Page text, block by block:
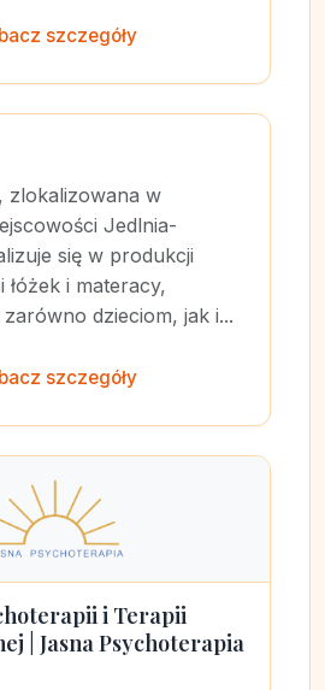
szczegóły
zlokalizowana w
Jedlnia-
się w produkcji
łóżek i materacy,
dzieciom, jak i...
szczegóły
i Terapii
| Jasna Psychoterapia